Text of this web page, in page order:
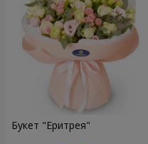
Букет "Еритрея"